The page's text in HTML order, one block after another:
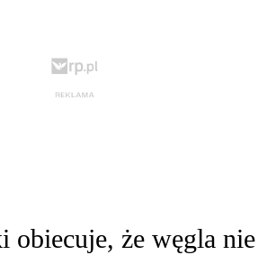
obiecuje, że węgla nie